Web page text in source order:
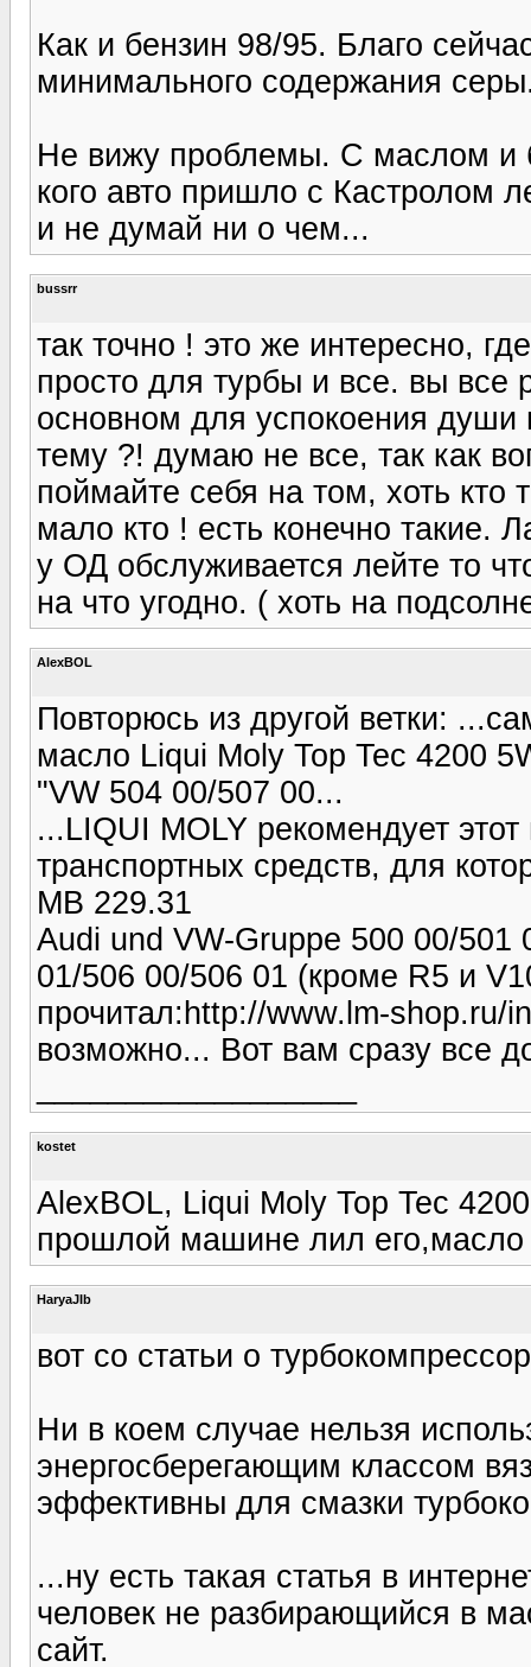
Как и бензин 98/95. Благо
минимального содержания
Не вижу проблемы. С маслом и
кого авто пришло с Кастролом
и не думай ни о чем...
bussrr
так точно ! это же интересно,
просто для турбы и все. вы все
основном для успокоения души
тему ?! думаю не все, так как
поймайте себя на том, хоть
мало кто ! есть конечно такие.
у ОД обслуживается лейте то
на что угодно. ( хоть на
AlexBOL
Повторюсь из другой ветки:
масло Liqui Moly Top Tec 4200
"VW 504 00/507 00...
...LIQUI MOLY рекомендует
транспортных средств, для
MB 229.31
Audi und VW-Gruppe 500 00/
01/506 00/506 01 (кроме R5 и
прочитал:http://www.lm-shop.ru/
возможно... Вот вам сразу все
kostet
AlexBOL, Liqui Moly Top Tec
прошлой машине лил его,масло
HaryaJIb
вот со статьи о
Ни в коем случае нельзя
энергосберегающим классом
эффективны для смазки
...ну есть такая статья в
человек не разбирающийся в
сайт.